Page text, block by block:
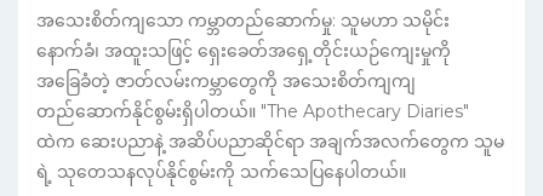
အသေးစိတ်ကျသော ကမ္ဘာတည်ဆောက်မှု: သူမဟာ သမိုင်း
နောက်ခံ၊ အထူးသဖြင့် ရှေးခေတ်အရှေ့တိုင်းယဉ်ကျေးမှုကို
အခြေခံတဲ့ ဇာတ်လမ်းကမ္ဘာတွေကို အသေးစိတ်ကျကျ
တည်ဆောက်နိုင်စွမ်းရှိပါတယ်။ "The Apothecary Diaries"
ထဲက ဆေးပညာနဲ့ အဆိပ်ပညာဆိုင်ရာ အချက်အလက်တွေက သူမ
ရဲ့ သုတေသနလုပ်နိုင်စွမ်းကို သက်သေပြနေပါတယ်။